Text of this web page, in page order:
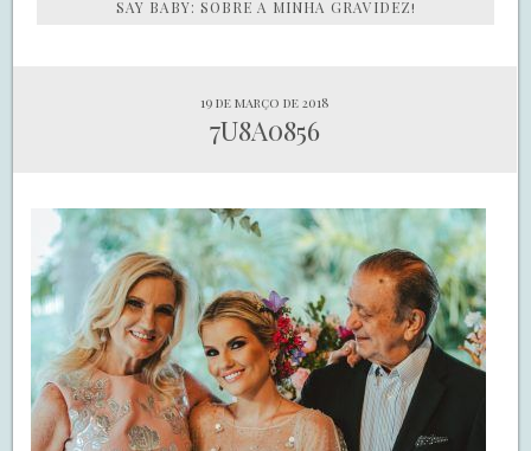
SAY BABY: SOBRE A MINHA GRAVIDEZ!
19 de março de 2018
7U8A0856